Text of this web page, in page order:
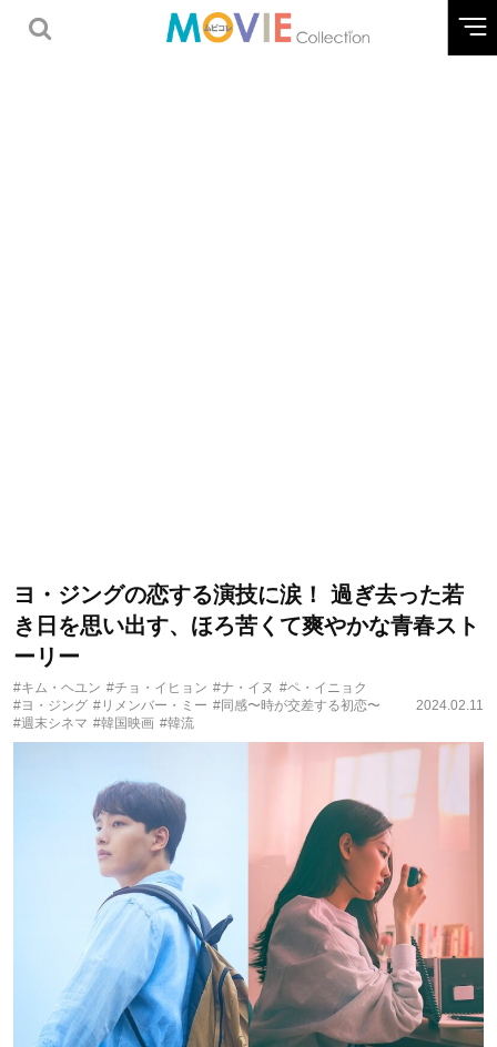
ヨ・ジングの恋する演技に涙！ 過ぎ去った若
き日を思い出す、ほろ苦くて爽やかな青春スト
ーリー
#キム・ヘユン #チョ・イヒョン #ナ・イヌ #ペ・イニョク
#ヨ・ジング #リメンバー・ミー #同感〜時が交差する初恋〜
#週末シネマ #韓国映画 #韓流
2024.02.11